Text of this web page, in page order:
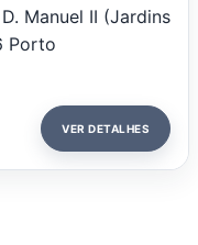
Manuel II (Jardins
Porto
VER DETALHES